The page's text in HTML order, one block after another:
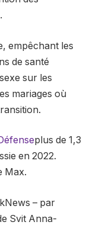
empêchant les
de santé
sur les
mariages où
plus de 1,3
en 2022.
Max.
– par
Svit Anna-